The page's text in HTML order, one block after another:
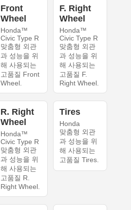
Front
Wheel
Honda™
Civic Type R
맞춤형 외관
과 성능을 위
해 사용되는
고품질 Front
Wheel.
F. Right
Wheel
Honda™
Civic Type R
맞춤형 외관
과 성능을 위
해 사용되는
고품질 F.
Right Wheel.
R. Right
Wheel
Honda™
Civic Type R
맞춤형 외관
과 성능을 위
해 사용되는
고품질 R.
Right Wheel.
Tires
Honda
맞춤형 외관
과 성능을 위
해 사용되는
고품질 Tires.